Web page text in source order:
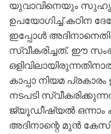
യുവാവിനെയും
ഉപയോഗിച്ച് കഠിന
ഇപ്പോൾ
സ്വീകരിച്ചത്. ഈ
കാപ്പാ നിയമ
നടപടി
ജ്യൂഡീഷ്യൽ ഒന്നാം
അദിനാന്റെ മുൻ